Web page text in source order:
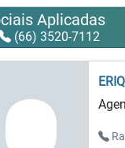
Aplicadas
(66) 3520-7112